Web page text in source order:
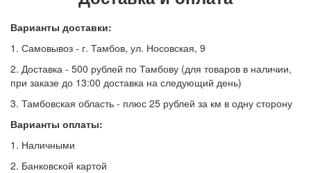
Варианты доставки:
1. Самовывоз - г. Тамбов, ул. Носовская, 9
2. Доставка - 500 рублей по Тамбову (для товаров в наличии,
при заказе до 13:00 доставка на следующий день)
3. Тамбовская область - плюс 25 рублей за км в одну сторону
Варианты оплаты:
1. Наличными
2. Банковской картой